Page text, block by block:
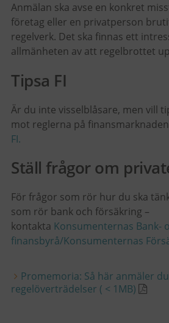
Anmälan ska avse en konkret
företag eller en privatperson
regelverk. Det ska finnas ett
allmänheten av att regelbrottet
Tipsa FI
Är du inte visselblåsare, men vill
mot reglerna på
FI.
Ställ frågor om
För frågor som rör hur du ska
som rör bank och försäkring –
kontakta Konsumenternas Bank-
finansbyrå/Konsumenternas
Promemoria: Så här anmäler du
regelöverträdelser ( < 1MB)